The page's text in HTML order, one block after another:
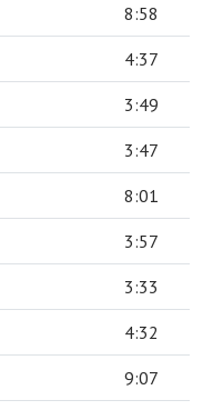
8:58
4:37
3:49
3:47
8:01
3:57
3:33
4:32
9:07